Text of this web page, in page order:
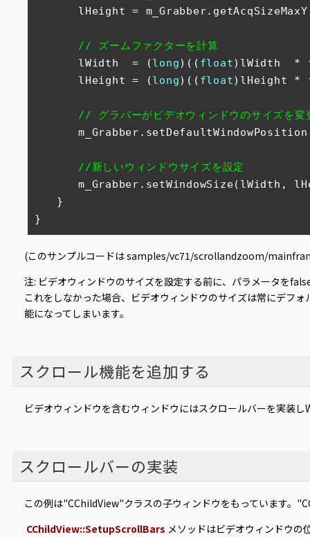
lHeight =
// ズームファクターを計算
lWidth  = (long)(( float)lWidth
lHeight = (long)(( float)lHeight *
// グラバーがビデオウィンドウのサイ
//新しいウィンドウサイズを設定
m_Grabber.setWindowSize(lWidth,
}
}
(このサンプルコードは samples/vc71/scrollandzoom/
注: ビデオウィンドウのサイズを設定する前に、パラメータを
これをしなかった場合、ビデオウィンドウのサイズは常にデフ
能になってしまいます。
スクロール機能を追加する
ビデオウィンドウを含むウィンドウにはスクロールバーを実装
スクロールバーの実装
この例は"CChildView"クラスの子ウィンドウをもっています。
CChildView::SetupScrollBars メソッドはビデオウィンドウの